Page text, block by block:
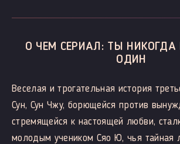
О ЧЕМ СЕРИАЛ: ТЫ НИКОГДА
ОДИН
Веселая и трогательная история
Сун, Сун Чжу, борющейся против
стремящейся к настоящей любви,
молодым учеником Сяо Ю, чья тайная